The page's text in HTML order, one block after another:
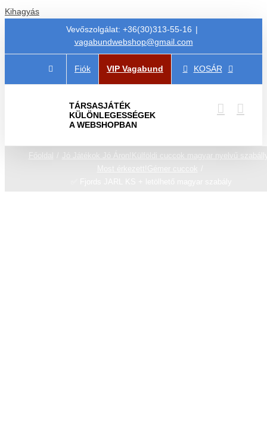
Kihagyás
Vevőszolgálat: +36(30)313-55-16 |
vagabundwebshop@gmail.com
Fiók VIP Vagabund KOSÁR
TÁRSASJÁTÉK
KÜLÖNLEGESSÉGEK
A WEBSHOPBAN
Főoldal Jó Játékok Jó Áron!
Külföldi cuccok magyar nyelvű